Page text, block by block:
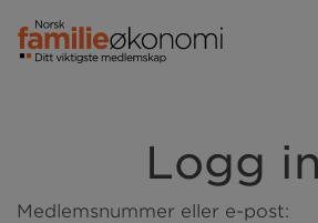
Logg
Medlemsnummer eller e-post: